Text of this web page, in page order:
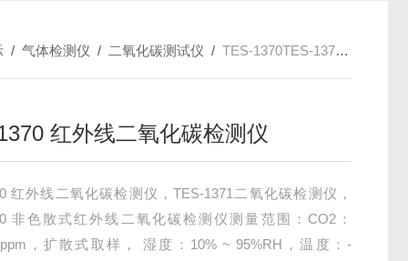
/气体检测仪 / 二氧化碳测试仪 /TES-1370TES-1370 红外线二氧化碳检测仪
红外线二氧化碳检测仪
红外线二氧化碳检测仪，TES-1371二氧化碳检测仪，
非色散式红外线二氧化碳检测仪测量范围：CO2：
ppm，扩散式取样， 湿度：10% ~ 95%RH，温度：-